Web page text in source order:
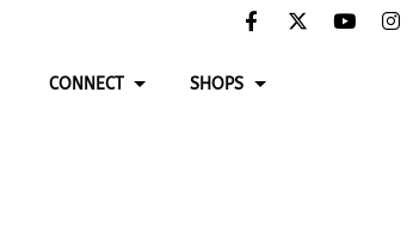
CONNECT SHOPS